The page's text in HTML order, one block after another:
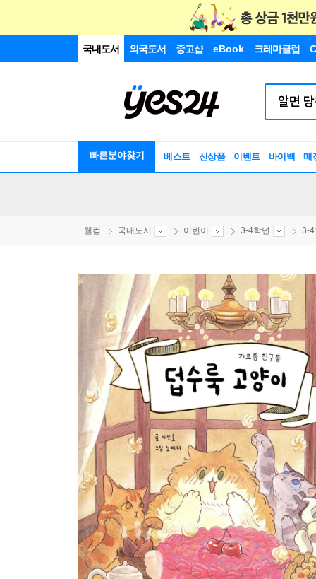
국내도서 외국도서 중고샵 eBook 크레마클럽
빠른분야찾기 베스트 신상품 이벤트 바이백 매
웰컴 국내도서 어린이 3-4학년 3-4